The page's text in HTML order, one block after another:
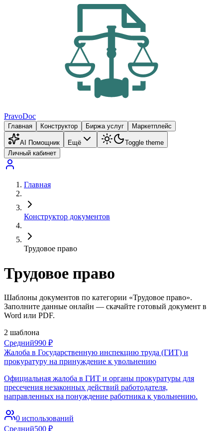
PravoDoc
Главная Конструктор Биржа услуг Маркетплейс
AI Помощник Ещё
Toggle theme
Личный кабинет
Главная
Конструктор документов
Трудовое право
Трудовое право
Шаблоны документов по категории «Трудовое право».
Заполните данные онлайн — скачайте готовый документ в
Word или PDF.
2 шаблона
Средний990 ₽
Жалоба в Государственную инспекцию труда (ГИТ) и
прокуратуру на принуждение к увольнению
Официальная жалоба в ГИТ и органы прокуратуры для
пресечения незаконных действий работодателя,
направленных на понуждение работника к увольнению.
0 использований
Средний500 ₽